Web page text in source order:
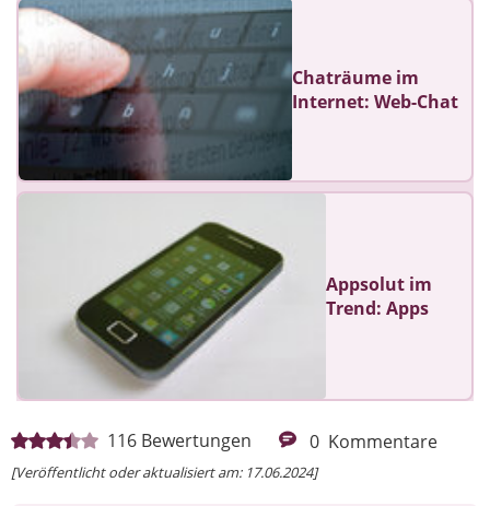
116 Bewertungen 0 Kommentare
[Veröffentlicht oder aktualisiert am: 17.06.2024]
Chaträume im
Internet: Web-Chat
Appsolut im
Trend: Apps